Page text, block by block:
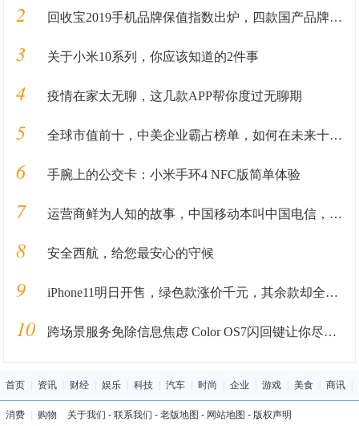
2 回收宝2019手机品牌保值指数出炉，四款国产品牌保值率超华为
3 关于小米10系列，你应该知道的2件事
4 疫情在家太无聊，这几款APP帮你度过无聊期
5 全球市值前十，中美企业霸占榜单，如何在未来十年里长盛不衰
6 手腕上的公交卡：小米手环4 NFC版简单体验
7 运营商鲜为人知的故事，中国移动本叫中国电信，电信本来叫什么？
8 安全西航，给您最安心的守候
9 iPhone11明日开售，绿色款涨价千元，其余款却全跌破官方定价
10 跨场景服务免除信息焦虑 Color OS7闪回键让你尽在掌握
首页 资讯 财经 娱乐 科技 汽车 时尚 企业 游戏 美食 商讯
消费 购物 关于我们 - 联系我们 - 老版地图 - 网站地图 - 版权声明